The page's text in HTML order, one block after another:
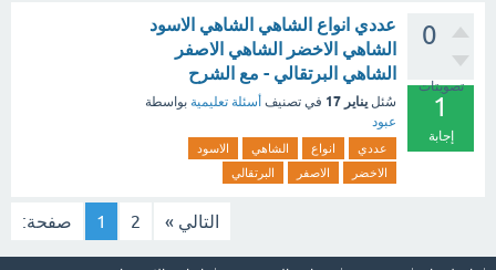
0
تصويتات
1
إجابة
عددي انواع الشاهي الشاهي الاسود
الشاهي الاخضر الشاهي الاصفر
الشاهي البرتقالي - مع الشرح
سُئل يناير 17 في تصنيف أسئلة تعليمية بواسطة
عبود
عددي انواع الشاهي
الاسود
الاخضر
الاصفر البرتقالي
صفحة: 1 2 التالي »